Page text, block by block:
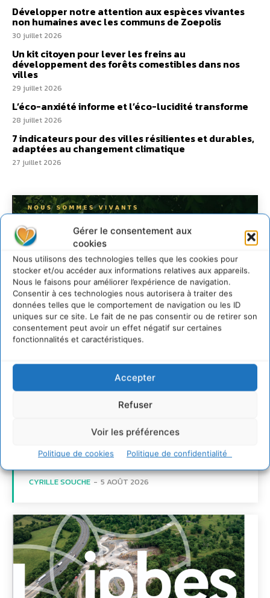
Gérer le consentement aux
cookies
Nous utilisons des technologies telles que les cookies pour
stocker et/ou accéder aux informations relatives aux appareils.
Nous le faisons pour améliorer l’expérience de navigation.
Consentir à ces technologies nous autorisera à traiter des
données telles que le comportement de navigation ou les ID
uniques sur ce site. Le fait de ne pas consentir ou de retirer son
consentement peut avoir un effet négatif sur certaines
fonctionnalités et caractéristiques.
Accepter
Refuser
Voir les préférences
Politique de cookies Politique de confidentialité
Développer notre attention aux espèces vivantes
non humaines avec les communs de Zoepolis
30 juillet 2026
Un kit citoyen pour lever les freins au
développement des forêts comestibles dans nos
villes
29 juillet 2026
L’éco-anxiété informe et l’éco-lucidité transforme
28 juillet 2026
7 indicateurs pour des villes résilientes et durables,
adaptées au changement climatique
27 juillet 2026
S’inspirer de l’arbre
économique régénératif
du vivant …
CYRILLE SOUCHE - 5 AOÛT 2026